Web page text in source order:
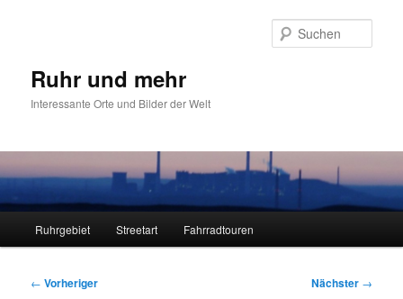
Ruhr und mehr
Interessante Orte und Bilder der Welt
Ruhrgebiet Streetart Fahrradtouren
Beitragsnavigation
← Vorheriger Nächster →